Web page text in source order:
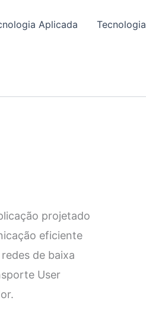
Aplicada Tecnologia
projetado
eficiente
de baixa
User